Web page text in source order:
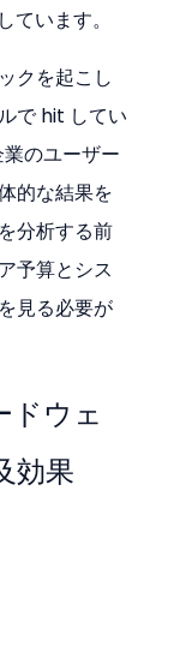
います。
クを起こし
で hit してい
のユーザー
的な結果を
分析する前
予算とシス
見る必要が
ドウェ
効果